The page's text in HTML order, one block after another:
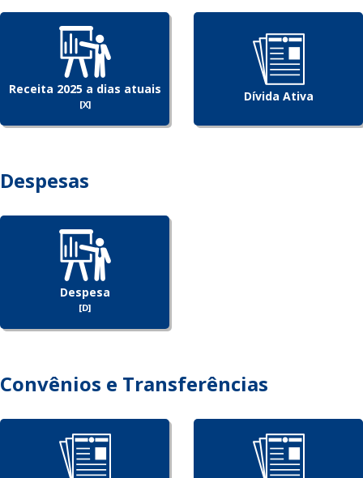
Receita 2025 a dias atuais
[X]
Dívida Ativa
Despesas
Despesa
[D]
Convênios e Transferências